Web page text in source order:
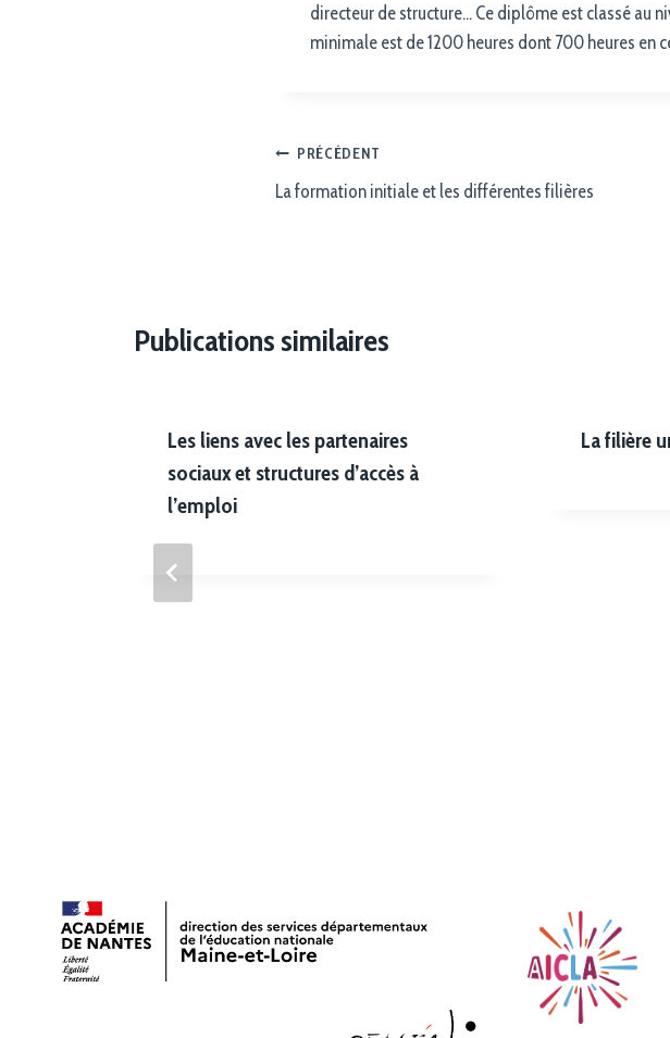
directeur de structure… Ce diplôme est classé au
minimale est de 1200 heures dont 700 heures en
PRÉCÉDENT
La formation initiale et les différentes filières
Publications similaires
Les liens avec les partenaires
sociaux et structures d’accès à
l’emploi
La filière